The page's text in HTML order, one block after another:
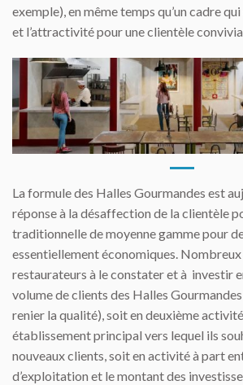
exemple), en même temps qu’un cadre
et l’attractivité pour une clientèle
La formule des Halles Gourmandes est
réponse à la désaffection de la clientèle
traditionnelle de moyenne gamme pour
essentiellement économiques. Nombreux
restaurateurs à le constater et à investir
volume de clients des Halles
renier la qualité), soit en deuxième
établissement principal vers lequel ils
nouveaux clients, soit en activité à part
d’exploitation et le montant des